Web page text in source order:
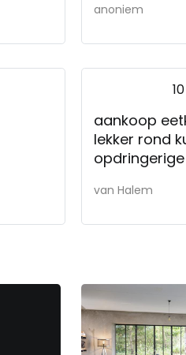
persoonlijke
anoniem
10
aankoop
lekker rond
van Halem